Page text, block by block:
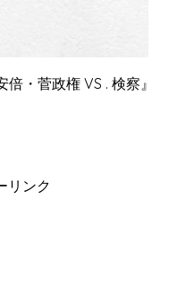
・菅政権 VS . 検察』
リンク